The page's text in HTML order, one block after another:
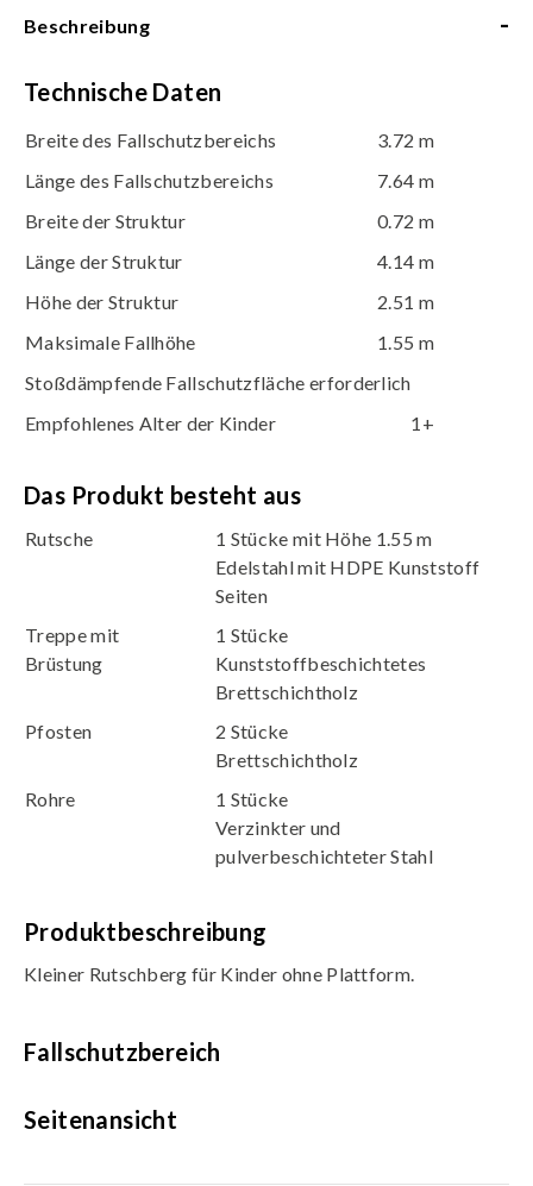
Beschreibung -
Technische Daten
Breite des Fallschutzbereichs
3.72 m
Länge des Fallschutzbereichs
7.64 m
Breite der Struktur
0.72 m
Länge der Struktur
4.14 m
Höhe der Struktur
2.51 m
Maksimale Fallhöhe
1.55 m
Stoßdämpfende Fallschutzfläche erforderlich
Empfohlenes Alter der Kinder
1+
Das Produkt besteht aus
Rutsche
1 Stücke mit Höhe 1.55 m
Edelstahl mit HDPE Kunststoff
Seiten
Treppe mit
Brüstung
1 Stücke
Kunststoffbeschichtetes
Brettschichtholz
Pfosten
2 Stücke
Brettschichtholz
Rohre
1 Stücke
Verzinkter und
pulverbeschichteter Stahl
Produktbeschreibung
Kleiner Rutschberg für Kinder ohne Plattform.
Fallschutzbereich
Seitenansicht